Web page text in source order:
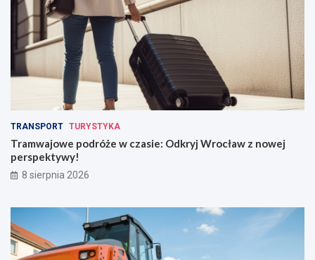
TRANSPORT TURYSTYKA
Tramwajowe podróże w czasie: Odkryj Wrocław z nowej
perspektywy!
8 sierpnia 2026